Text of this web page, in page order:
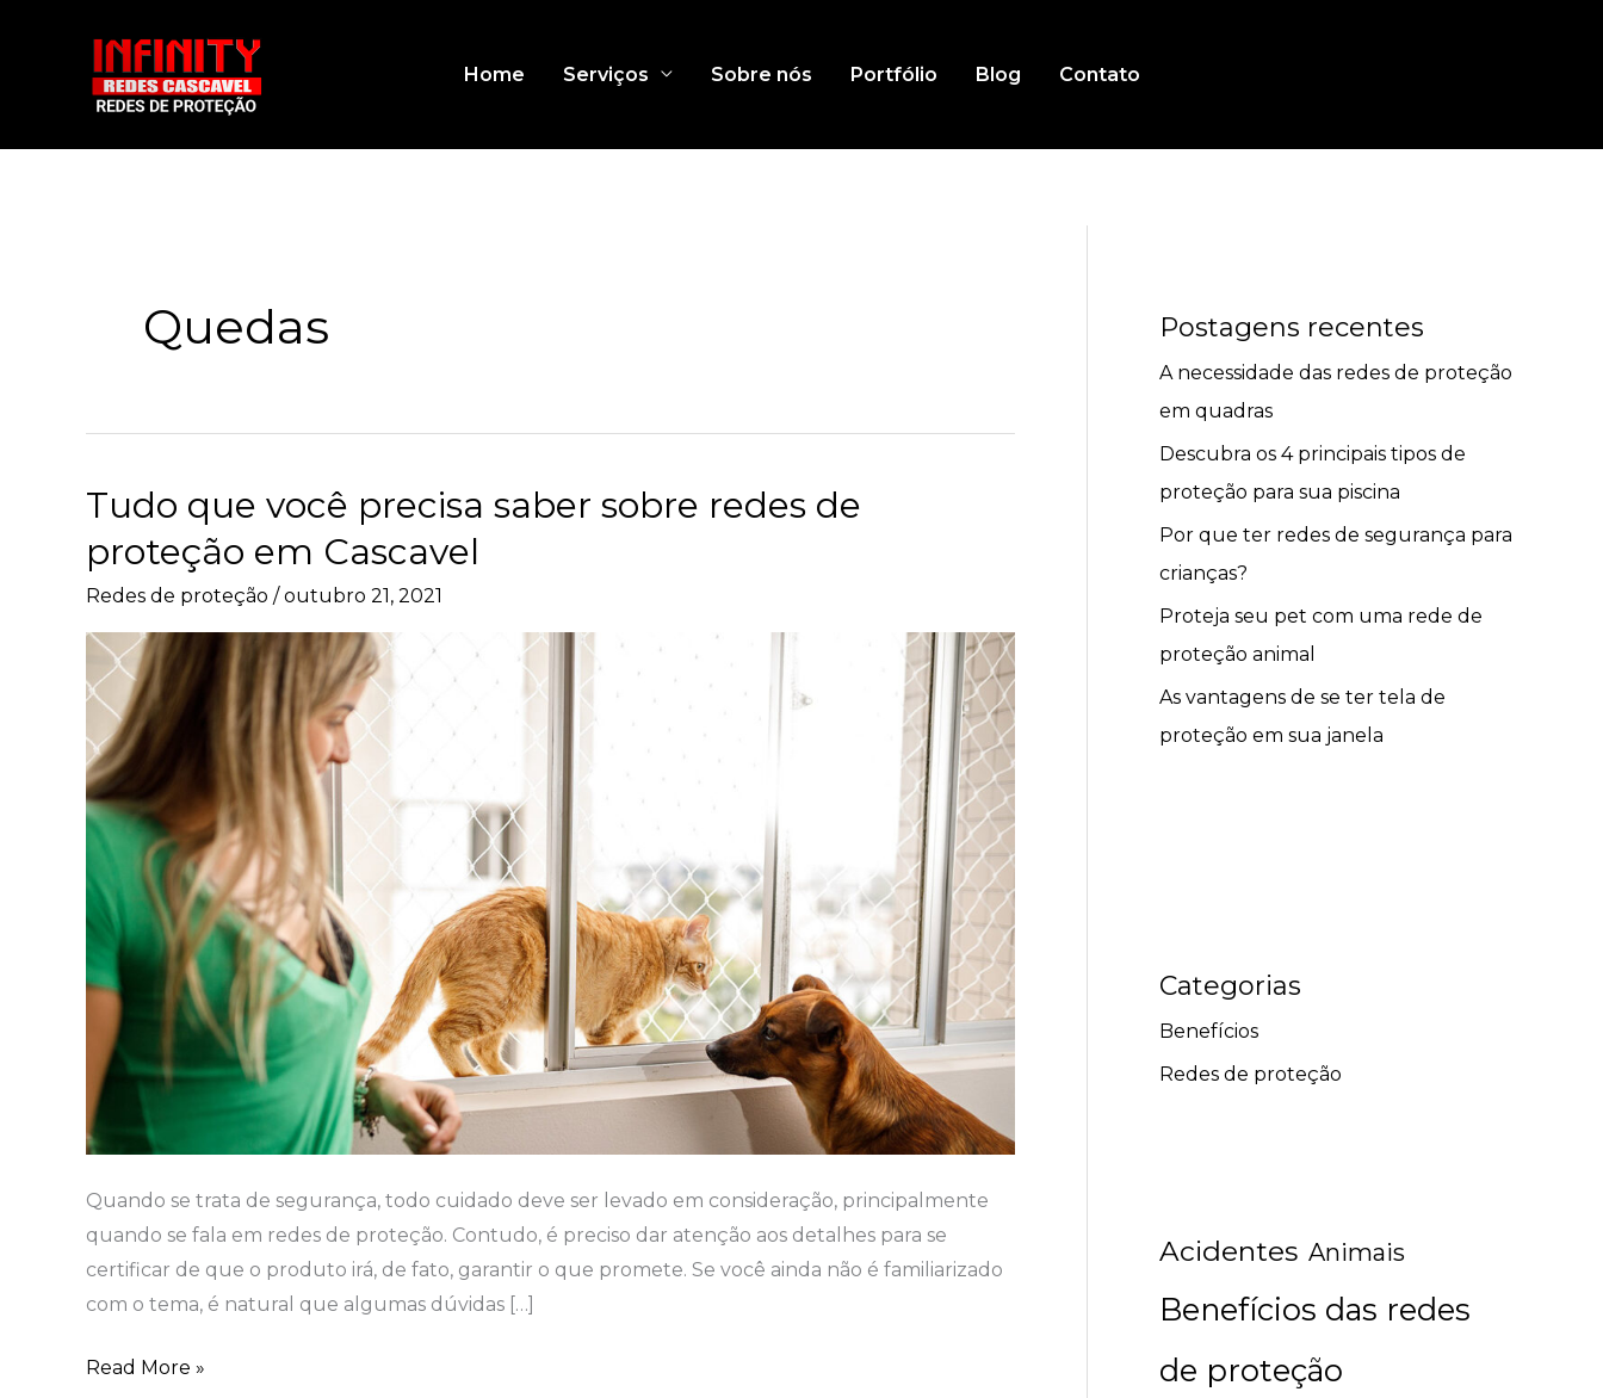
Home Serviços Sobre nós Portfólio Blog Contato
Quedas
Tudo que você precisa saber sobre redes de
proteção em Cascavel
Redes de proteção /outubro 21, 2021
Quando se trata de segurança, todo cuidado deve ser levado em consideração, principalmente
quando se fala em redes de proteção. Contudo, é preciso dar atenção aos detalhes para se
certificar de que o produto irá, de fato, garantir o que promete. Se você ainda não é familiarizado
com o tema, é natural que algumas dúvidas […]
Tudo
você
precisa
saber
sobre
redes
de
proteção
em
Cascavel
Read More »
Postagens recentes
A necessidade das redes de proteção
em quadras
Descubra os 4 principais tipos de
proteção para sua piscina
Por que ter redes de segurança para
crianças?
Proteja seu pet com uma rede de
proteção animal
As vantagens de se ter tela de
proteção em sua janela
Categorias
Benefícios
Redes de proteção
Acidentes Animais
Benefícios das redes
de proteção